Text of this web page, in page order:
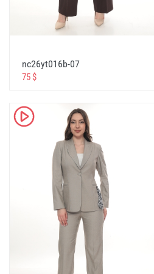
бутик одежды
ملابس بوتيك
womens clothing wholesale
женская одежда оптом от
بالجملة من الشركة المصنعة
bayan giyim toptan satışı
womens clothing wholesale
женская одежда оптом из
نسائية بالجملة من تركيا
aracısız imalatçıdan
womens clothing from
without intermediaries
женская одежда из
посредников
nc26yt016b-07
75 $
K